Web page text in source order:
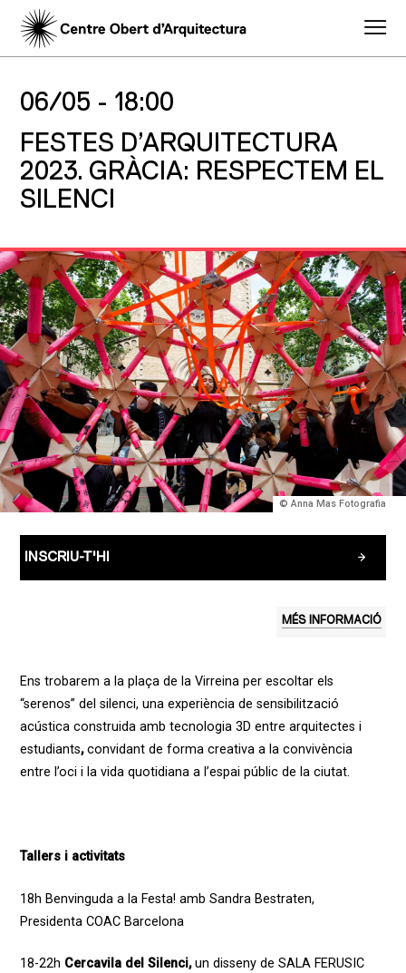
06/05 - 18:00
FESTES D’ARQUITECTURA
2023. GRÀCIA: RESPECTEM EL
SILENCI
© Anna Mas Fotografia
INSCRIU-T'HI
MÉS INFORMACIÓ
Ens trobarem a la plaça de la Virreina per escoltar els
“serenos” del silenci, una experiència de sensibilització
acústica construida amb tecnologia 3D entre arquitectes i
estudiants,convidant de forma creativa a la convivència
entre l’oci i la vida quotidiana a l’espai públic de la ciutat.
Tallers i activitats
18h Benvinguda a la Festa! amb Sandra Bestraten,
Presidenta COAC Barcelona
18-22h Cercavila del Silenci,un disseny de SALA FERUSIC